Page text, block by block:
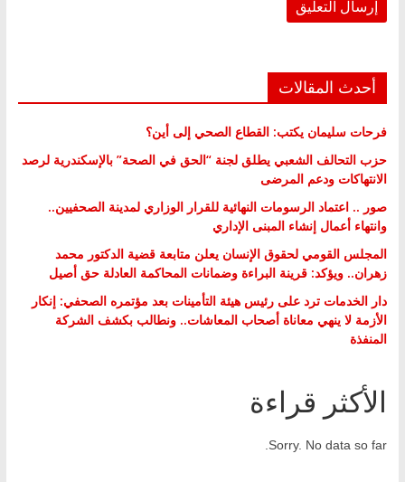
أحدث المقالات
فرحات سليمان يكتب: القطاع الصحي إلى أين؟
حزب التحالف الشعبي يطلق لجنة “الحق في الصحة” بالإسكندرية لرصد
الانتهاكات ودعم المرضى
صور .. اعتماد الرسومات النهائية للقرار الوزاري لمدينة الصحفيين..
وانتهاء أعمال إنشاء المبنى الإداري
المجلس القومي لحقوق الإنسان يعلن متابعة قضية الدكتور محمد
زهران.. ويؤكد: قرينة البراءة وضمانات المحاكمة العادلة حق أصيل
دار الخدمات ترد على رئيس هيئة التأمينات بعد مؤتمره الصحفي: إنكار
الأزمة لا ينهي معاناة أصحاب المعاشات.. ونطالب بكشف الشركة
المنفذة
الأكثر قراءة
Sorry. No data so far.